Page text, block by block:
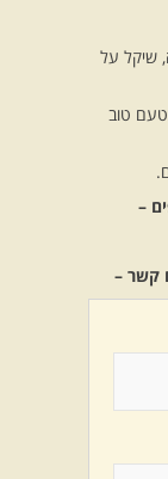
שיקל על
טוב
–
קשר –